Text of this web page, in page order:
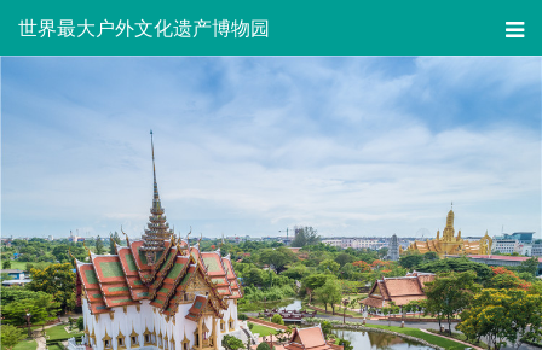
世界最大户外文化遗产博物园